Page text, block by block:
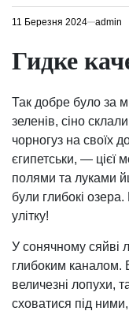
11 Березня 2024 admin
Гидке
Так добре було за
зеленів, сіно
чорногуз на своїх
єгипетськи, — цієї
полями та луками
були глибокі
улітку!
У сонячному сяйві
глибоким каналом.
величезні лопухи,
сховатися під